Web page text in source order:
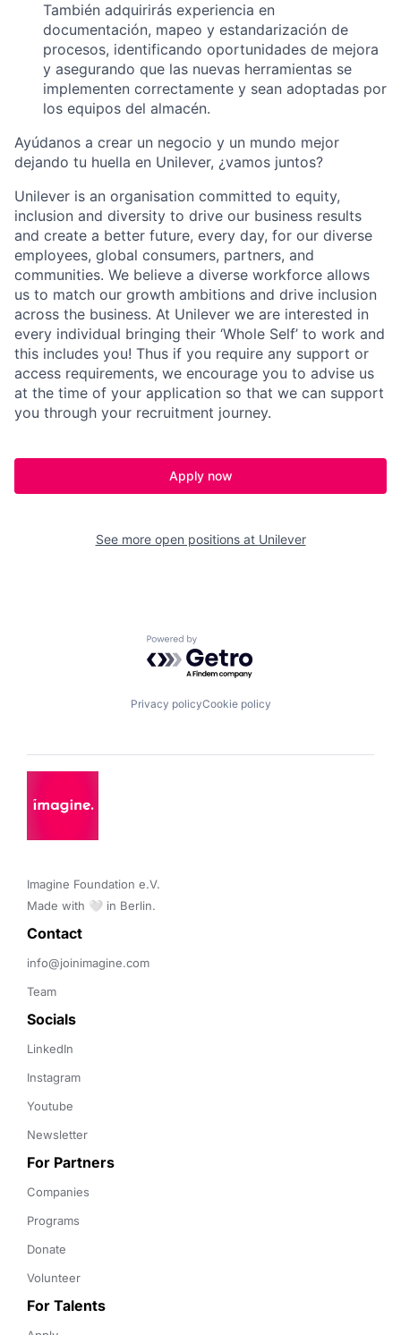
También adquirirás experiencia en
documentación, mapeo y estandarización de
procesos, identificando oportunidades de mejora
y asegurando que las nuevas herramientas se
implementen correctamente y sean adoptadas por
los equipos del almacén.
Ayúdanos a crear un negocio y un mundo mejor
dejando tu huella en Unilever, ¿vamos juntos?
Unilever is an organisation committed to equity,
inclusion and diversity to drive our business results
and create a better future, every day, for our diverse
employees, global consumers, partners, and
communities. We believe a diverse workforce allows
us to match our growth ambitions and drive inclusion
across the business. At Unilever we are interested in
every individual bringing their ‘Whole Self’ to work and
this includes you! Thus if you require any support or
access requirements, we encourage you to advise us
at the time of your application so that we can support
you through your recruitment journey.
Apply now
See more open positions at Unilever
Powered by Getro.com
Privacy policyCookie policy
Imagine Foundation e.V.
Made with 🤍 in Berlin.
Contact
info@joinimagine.com
Team
Socials
LinkedIn
Instagram
Youtube
Newsletter
For Partners
Companies
Programs
Donate
Volunteer
For Talents